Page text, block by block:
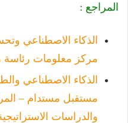
المراجع :
اﻟﺬﻛﺎء اﻻﺻﻄﻨﺎﻋﻲ
مركز معلومات
الذكاء الاصطناعي
مستقبل مستدام –
والدراسات